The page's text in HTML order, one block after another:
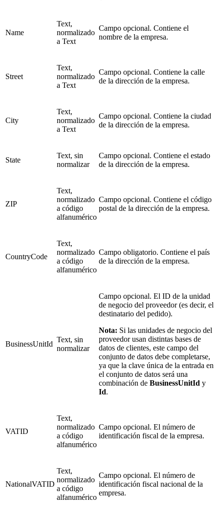
Name
Text,
normalizado
a Text
Campo opcional. Contiene el
nombre de la empresa.
Street
Text,
normalizado
a Text
Campo opcional. Contiene la calle
de la dirección de la empresa.
City
Text,
normalizado
a Text
Campo opcional. Contiene la ciudad
de la dirección de la empresa.
State
Text, sin
normalizar
Campo opcional. Contiene el estado
de la dirección de la empresa.
ZIP
Text,
normalizado
a código
alfanumérico
Campo opcional. Contiene el código
postal de la dirección de la empresa.
CountryCode
Text,
normalizado
a código
alfanumérico
Campo obligatorio. Contiene el país
de la dirección de la empresa.
BusinessUnitId
Text, sin
normalizar
Campo opcional. El ID de la unidad
de negocio del proveedor (es decir, el
destinatario del pedido).
Nota: Si las unidades de negocio del
proveedor usan distintas bases de
datos de clientes, este campo del
conjunto de datos debe completarse,
ya que la clave única de la entrada en
el conjunto de datos será una
combinación de BusinessUnitId y
Id.
VATID
Text,
normalizado
a código
alfanumérico
Campo opcional. El número de
identificación fiscal de la empresa.
NationalVATID
Text,
normalizado
a código
alfanumérico
Campo opcional. El número de
identificación fiscal nacional de la
empresa.